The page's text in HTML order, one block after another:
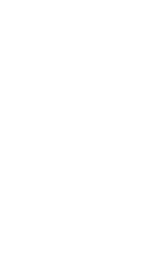
לימיטד'; לפני מתיחת
בזכות